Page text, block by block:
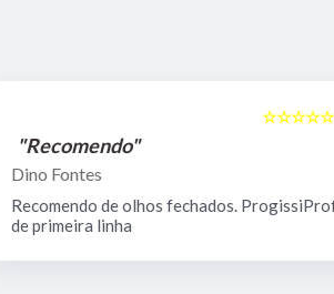
5
☆☆☆☆☆
"Recomendo"
Dino Fontes
Recomendo de olhos fechados. ProgissiProfi
de primeira linha